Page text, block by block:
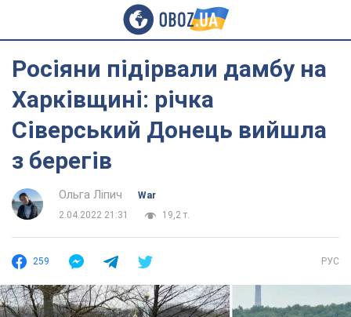
Росіяни підірвали дамбу на
Харківщині: річка
Сіверський Донець вийшла
з берегів
Ольга Ліпич
War
2.04.2022 21:31
19,2 т.
259 РУС